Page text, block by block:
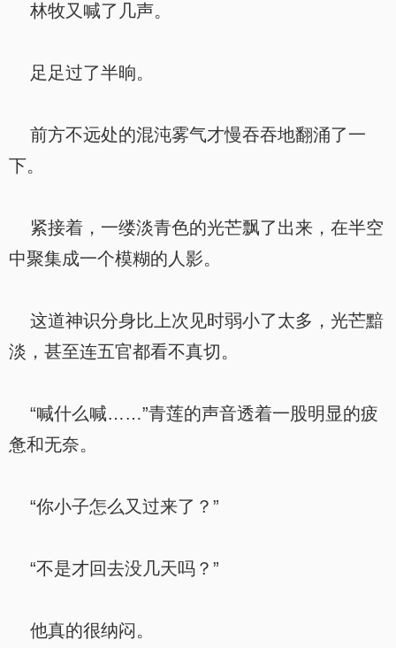
林牧又喊了几声。
足足过了半晌。
前方不远处的混沌雾气才慢吞吞地翻涌了一
下。
紧接着，一缕淡青色的光芒飘了出来，在半空
中聚集成一个模糊的人影。
这道神识分身比上次见时弱小了太多，光芒黯
淡，甚至连五官都看不真切。
“喊什么喊……”青莲的声音透着一股明显的疲
惫和无奈。
“你小子怎么又过来了？”
“不是才回去没几天吗？”
他真的很纳闷。